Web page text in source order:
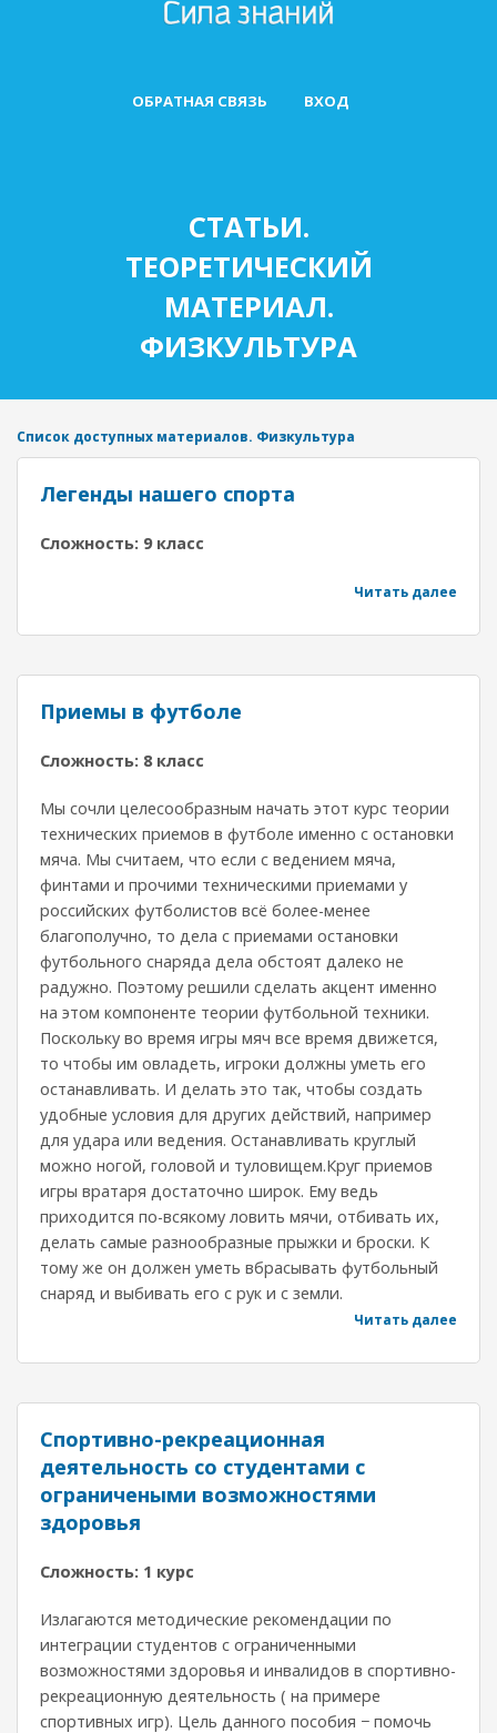
ОБРАТНАЯ СВЯЗЬ ВХОД
СТАТЬИ.
ТЕОРЕТИЧЕСКИЙ
МАТЕРИАЛ.
ФИЗКУЛЬТУРА
Список доступных материалов. Физкультура
Легенды нашего спорта
Сложность: 9 класс
Читать далее
Приемы в футболе
Сложность: 8 класс
Мы сочли целесообразным начать этот курс теории
технических приемов в футболе именно с остановки
мяча. Мы считаем, что если с ведением мяча,
финтами и прочими техническими приемами у
российских футболистов всё более-менее
благополучно, то дела с приемами остановки
футбольного снаряда дела обстоят далеко не
радужно. Поэтому решили сделать акцент именно
на этом компоненте теории футбольной техники.
Поскольку во время игры мяч все время движется,
то чтобы им овладеть, игроки должны уметь его
останавливать. И делать это так, чтобы создать
удобные условия для других действий, например
для удара или ведения. Останавливать круглый
можно ногой, головой и туловищем.Круг приемов
игры вратаря достаточно широк. Ему ведь
приходится по-всякому ловить мячи, отбивать их,
делать самые разнообразные прыжки и броски. К
тому же он должен уметь вбрасывать футбольный
снаряд и выбивать его с рук и с земли.
Читать далее
Спортивно-рекреационная
деятельность со студентами с
ограничеными возможностями
здоровья
Сложность: 1 курс
Излагаются методические рекомендации по
интеграции студентов с ограниченными
возможностями здоровья и инвалидов в спортивно-
рекреационную деятельность ( на примере
спортивных игр). Цель данного пособия − помочь